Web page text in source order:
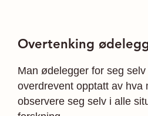
Overtenking
Man ødelegger for seg
overdrevent opptatt av hva
observere seg selv i alle